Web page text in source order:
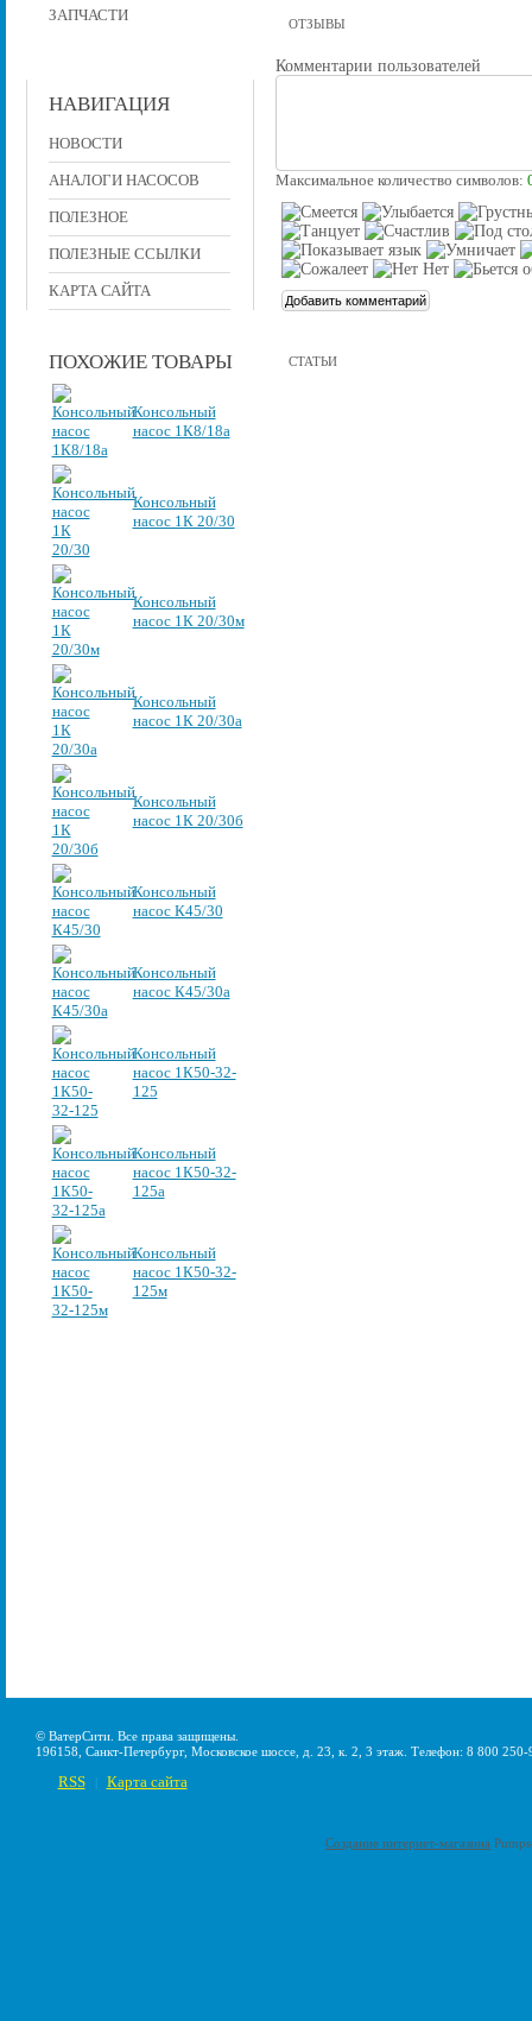
ЗАПЧАСТИ
НАВИГАЦИЯ
НОВОСТИ
АНАЛОГИ НАСОСОВ
ПОЛЕЗНОЕ
ПОЛЕЗНЫЕ ССЫЛКИ
КАРТА САЙТА
ПОХОЖИЕ ТОВАРЫ
Консольный
насос 1К8/18а
Консольный
насос 1К 20/30
Консольный
насос 1К 20/30м
Консольный
насос 1К 20/30а
Консольный
насос 1К 20/30б
Консольный
насос К45/30
Консольный
насос К45/30а
Консольный
насос 1К50-32-
125
Консольный
насос 1К50-32-
125а
Консольный
насос 1К50-32-
125м
ОТЗЫВЫ
Комментарии пользователей
Максимальное количество символов:
СТАТЬИ
© ВатерСити. Все права защищены.
196158, Санкт-Петербург, Московское шоссе, д. 23, к. 2, 3 этаж. Телефон: 8 800
RSS Карта сайта
Создание интернет-магазина